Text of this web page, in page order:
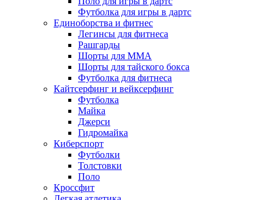
Футболка для игры в дартс
Единоборства и фитнес
Легинсы для фитнеса
Рашгарды
Шорты для MMA
Шорты для тайского бокса
Футболка для фитнеса
Кайтсерфинг и вейксерфинг
Футболка
Майка
Джерси
Гидромайка
Киберспорт
Футболки
Толстовки
Поло
Кроссфит